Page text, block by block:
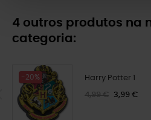
4 outros produtos na
categoria:
-20% Harry Potter 1
4,99 € 3,99 €